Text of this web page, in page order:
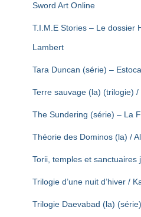
Sword Art Online
T.I.M.E Stories – Le dossier
Lambert
Tara Duncan (série) –
Terre sauvage (la) (trilogie) /
The Sundering (série) – La
Théorie des Dominos (la) /
Torii, temples et sanctuaires
Trilogie d’une nuit d’hiver /
Trilogie Daevabad (la)